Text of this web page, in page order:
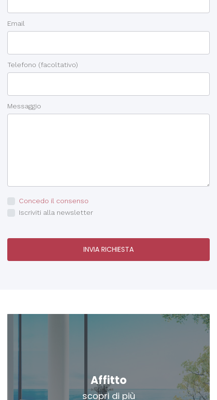
Email
Telefono (facoltativo)
Messaggio
Concedo il consenso
Iscriviti alla newsletter
INVIA RICHIESTA
Affitto
scopri di più